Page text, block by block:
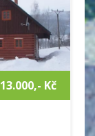
vyžitím
(16 Kč/km!),
Kč